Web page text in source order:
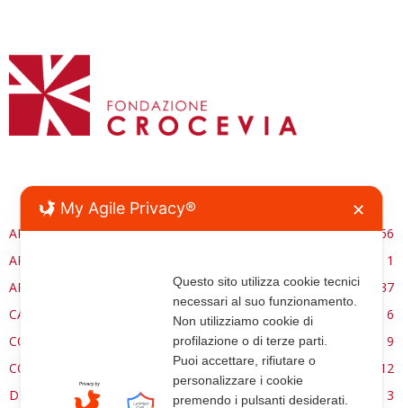
JERUSALEM
ARCHITETTURA
66
ARCHITETTURASACRA.ORG
1
ARTE
37
CARE ECCLESSIA
6
CONSERVAZIONE
9
CONTROCANTO
12
DE RE AEDIFICATORIA
3
My Agile Privacy® ✕
Questo sito utilizza cookie tecnici
necessari al suo funzionamento.
Non utilizziamo cookie di
profilazione o di terze parti.
Puoi accettare, rifiutare o
personalizzare i cookie
premendo i pulsanti desiderati.